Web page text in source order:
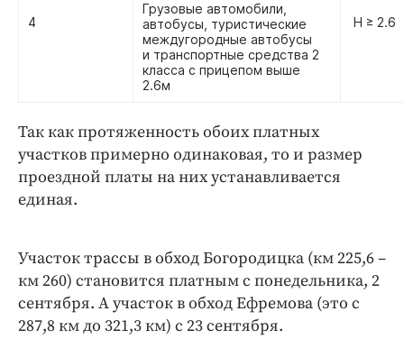
4
Грузовые автомобили,
автобусы, туристические
междугородные автобусы
и транспортные средства 2
класса с прицепом выше
2.6м
H ≥ 2.6
Так как протяженность обоих платных
участков примерно одинаковая, то и размер
проездной платы на них устанавливается
единая.
Участок трассы в обход Богородицка (км 225,6 –
км 260) становится платным с понедельника, 2
сентября. А участок в обход Ефремова (это с
287,8 км до 321,3 км) с 23 сентября.